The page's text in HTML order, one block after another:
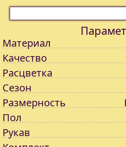
Материал
Качество
Расцветка
Сезон
Размерность
Пол
Рукав